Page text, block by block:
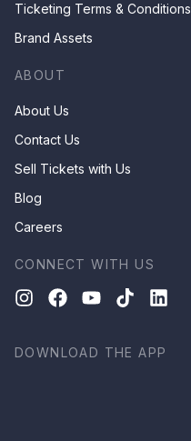
Ticketing Terms & Conditions
Brand Assets
ABOUT
About Us
Contact Us
Sell Tickets with Us
Blog
Careers
CONNECT WITH US
DOWNLOAD THE APP